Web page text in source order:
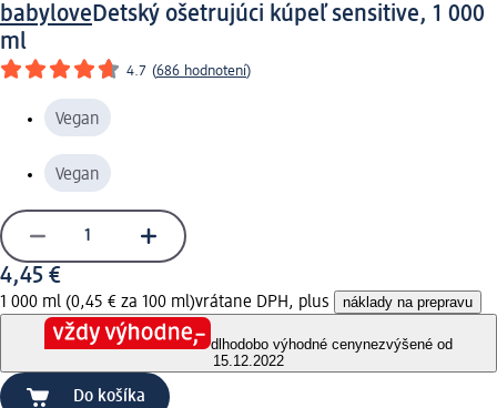
babyloveDetský ošetrujúci kúpeľ sensitive, 1 000
ml
4.7 (686 hodnotení)
Vegan
Vegan
4,45 €
1 000 ml (0,45 € za 100 ml)vrátane DPH, plus náklady na prepravu
dlhodobo výhodné cenynezvýšené od
15.12.2022
Do košíka